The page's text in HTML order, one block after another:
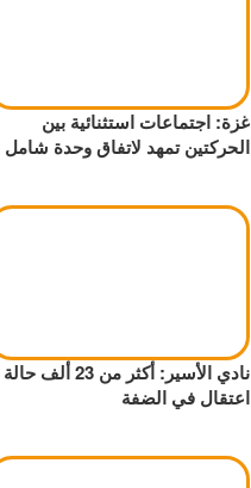
غزة: اجتماعات استثنائية بين
الحركتين تمهد لاتفاق وحدة شامل
نادي الأسير: أكثر من 23 ألف حالة
اعتقال في الضفة